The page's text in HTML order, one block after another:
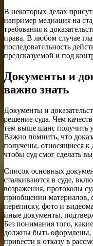
В некоторых делах
например медиация на
требования к
права. В любом случае
последовательность
предсказуемой и под
Документы и
важно знать
Документы и
решение суда. Чем
тем выше шанс получить
Важно помнить, что
получены, относящиеся к
чтобы суд смог сделать
Список основных
сталкиваются в суде,
возражения, протоколы
приобщении материалов,
переписку, фото и
иные документы,
Без понимания того,
должны быть оформлены,
привести к отказу в